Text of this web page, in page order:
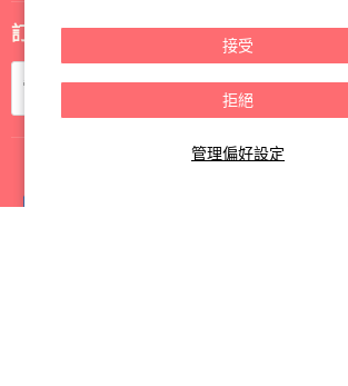
管理偏好設定
接受
拒絕
訂閱我們
電郵 訂閱